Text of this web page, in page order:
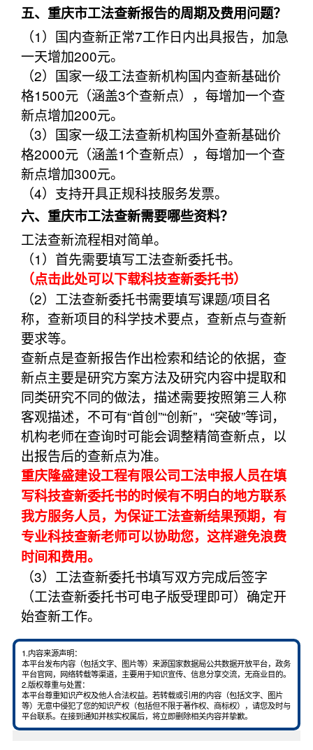
五、重庆市工法查新报告的周期及费用问题？
（1）国内查新正常7工作日内出具报告，加急
一天增加200元。
（2）国家一级工法查新机构国内查新基础价
格1500元（涵盖3个查新点），每增加一个查
新点增加200元。
（3）国家一级工法查新机构国外查新基础价
格2000元（涵盖1个查新点），每增加一个查
新点增加300元。
（4）支持开具正规科技服务发票。
六、重庆市工法查新需要哪些资料？
工法查新流程相对简单。
（1）首先需要填写工法查新委托书。
（点击此处可以下载科技查新委托书）
（2）工法查新委托书需要填写课题/项目名
称，查新项目的科学技术要点，查新点与查新
要求等。
查新点是查新报告作出检索和结论的依据，查
新点主要是研究方案方法及研究内容中提取和
同类研究不同的做法，描述需要按照第三人称
客观描述，不可有“首创”“创新”，“突破”等词，
机构老师在查询时可能会调整精简查新点，以
出报告后的查新点为准。
重庆隆盛建设工程有限公司工法申报人员在填
写科技查新委托书的时候有不明白的地方联系
我方服务人员，为保证工法查新结果预期，有
专业科技查新老师可以协助您，这样避免浪费
时间和费用。
（3）工法查新委托书填写双方完成后签字
（工法查新委托书可电子版受理即可）确定开
始查新工作。
1.内容来源声明：
本平台发布内容（包括文字、图片等）来源国家数据局公共数据开放平台，政务
平台官网，网络转载等渠道，主要用于知识宣传、信息分享交流，无商业目的。
2.版权尊重与处置：
本平台尊重知识产权及他人合法权益。若转载或引用的内容（包括文字、图片
等）无意中侵犯了您的知识产权（包括但不限于著作权、商标权），请您及时与
平台联系。在接到通知并核实权属后，将立即删除相关内容并挚歉。